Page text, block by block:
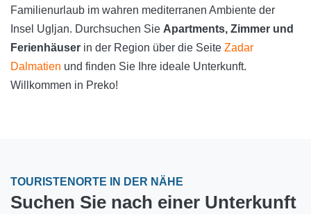
Familienurlaub im wahren mediterranen Ambiente der
Insel Ugljan. Durchsuchen Sie Apartments, Zimmer und
Ferienhäuser in der Region über die Seite Zadar
Dalmatien und finden Sie Ihre ideale Unterkunft.
Willkommen in Preko!
TOURISTENORTE IN DER NÄHE
Suchen Sie nach einer Unterkunft